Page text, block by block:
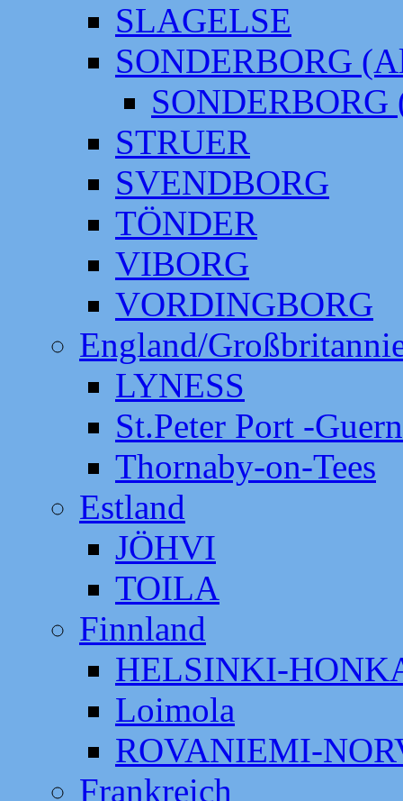
SLAGELSE
SONDERBORG
SONDERBORG
STRUER
SVENDBORG
TÖNDER
VIBORG
VORDINGBORG
England/
LYNESS
St.Peter Port -
Thornaby-on-Tees
Estland
JÖHVI
TOILA
Finnland
HELSINKI-
Loimola
ROVANIEMI-
Frankreich